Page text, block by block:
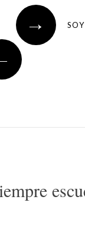
→